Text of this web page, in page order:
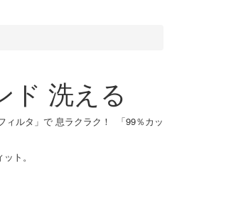
ド 洗える
ィルタ」で 息ラクラク！ 「99％カッ
ト。